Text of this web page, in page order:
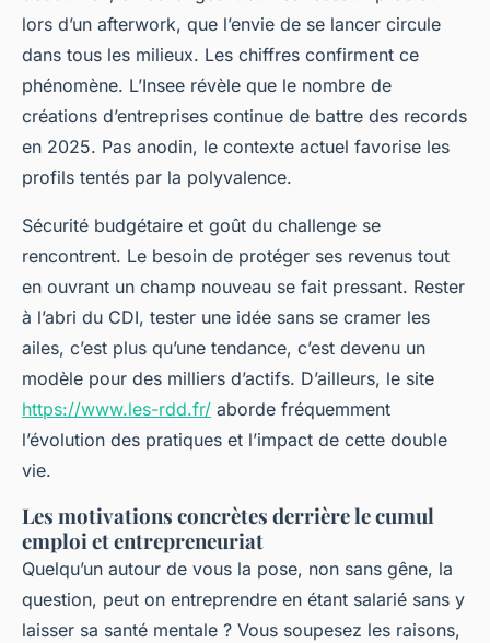
lors d’un afterwork, que l’envie de se lancer circule
dans tous les milieux. Les chiffres confirment ce
phénomène. L’Insee révèle que le nombre de
créations d’entreprises continue de battre des records
en 2025. Pas anodin, le contexte actuel favorise les
profils tentés par la polyvalence.
Sécurité budgétaire et goût du challenge se
rencontrent. Le besoin de protéger ses revenus tout
en ouvrant un champ nouveau se fait pressant. Rester
à l’abri du CDI, tester une idée sans se cramer les
ailes, c’est plus qu’une tendance, c’est devenu un
modèle pour des milliers d’actifs. D’ailleurs, le site
https://www.les-rdd.fr/ aborde fréquemment
l’évolution des pratiques et l’impact de cette double
vie.
Les motivations concrètes derrière le cumul
emploi et entrepreneuriat
Quelqu’un autour de vous la pose, non sans gêne, la
question, peut on entreprendre en étant salarié sans y
laisser sa santé mentale ? Vous soupesez les raisons,